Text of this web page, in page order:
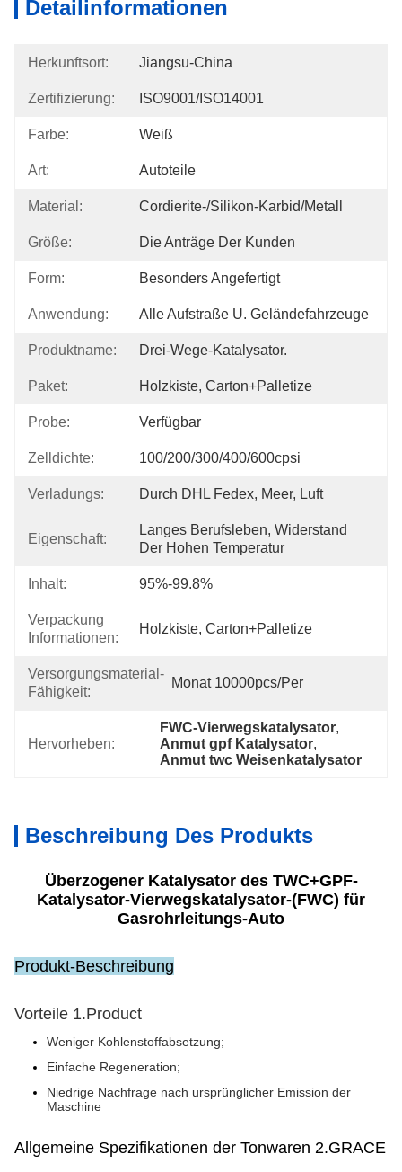
Detailinformationen
Herkunftsort: Jiangsu-China
Zertifizierung: ISO9001/ISO14001
Farbe: Weiß
Art: Autoteile
Material: Cordierite-/Silikon-Karbid/Metall
Größe: Die Anträge Der Kunden
Form: Besonders Angefertigt
Anwendung: Alle Aufstraße U. Geländefahrzeuge
Produktname: Drei-Wege-Katalysator.
Paket: Holzkiste, Carton+Palletize
Probe: Verfügbar
Zelldichte: 100/200/300/400/600cpsi
Verladungs: Durch DHL Fedex, Meer, Luft
Eigenschaft:
Langes Berufsleben, Widerstand
Der Hohen Temperatur
Inhalt: 95%-99.8%
Verpackung
Informationen:
Holzkiste, Carton+Palletize
Versorgungsmaterial-
Fähigkeit:
Monat 10000pcs/per
Hervorheben:
FWC-Vierwegskatalysator,
Anmut gpf Katalysator,
Anmut twc Weisenkatalysator
Beschreibung Des Produkts
Überzogener Katalysator des TWC+GPF-
Katalysator-Vierwegskatalysator-(FWC) für
Gasrohrleitungs-Auto
Produkt-Beschreibung
Vorteile 1.Product
Weniger Kohlenstoffabsetzung;
Einfache Regeneration;
Niedrige Nachfrage nach ursprünglicher Emission der
Maschine
Allgemeine Spezifikationen der Tonwaren 2.GRACE